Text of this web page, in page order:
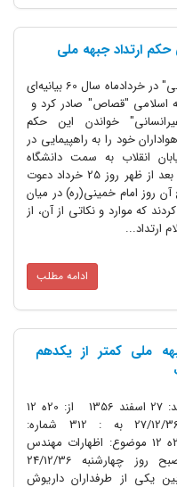
ارتداد جبهه ملی
"جبهه ملی" در خردادماه سال 60 بیانیه‌ای
اسلامی "قصاص" صادر کرد و
خواندن این حکم
خود را به راهپیمایی در
انقلاب به سمت دانشگاه
تهران، در بعد از ظهر روز 25 خرداد دعوت
روز امام خمینی(ره) در میان
که موارد و نکاتی از آن، از
ادامه مطلب
ملی کمتر از یکدهم
تاریخ سند: 27 اسفند 1356 از: 20ه‌ 12
تاریخ: 27/12/36 به : 312 شماره:
26652/20ه‌ 12 موضوع‌: اظهارات مهندس
بازرگان صبح روز چهارشنبه 24/12/36
یکی از طرفداران داریوش